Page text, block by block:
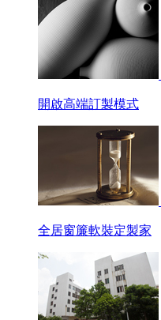
開啟高端訂製模式
全居窗簾軟裝定製家